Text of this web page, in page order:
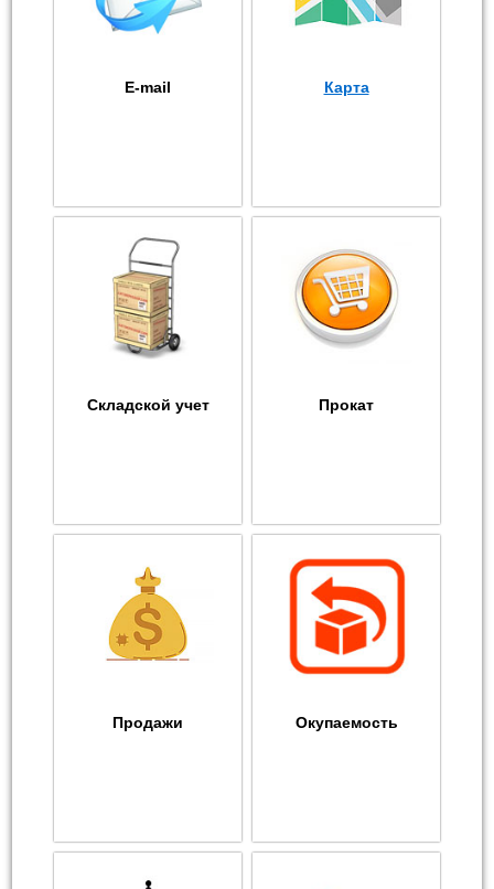
E-mail Карта
Складской учет Прокат
Продажи Окупаемость